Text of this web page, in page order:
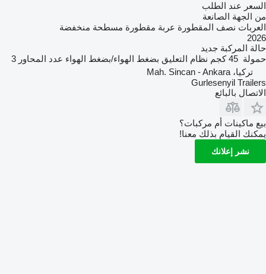
السعر عند الطلب
من الجهة الصانعة
العربات نصف المقطورة عربة مقطورة مسطحة منخفضة
2026
حالة المركبة جديد
حمولة 45 كجم نظام التعليق بضغط الهواء/بضغط الهواء عدد المحاور 3
تركيا، Mah. Sincan - Ankara
Gurlesenyil Trailers
الاتصال بالبائع
بيع ماكينات أم مركبات؟
يمكنك القيام بذلك معنا!
نشر إعلانك